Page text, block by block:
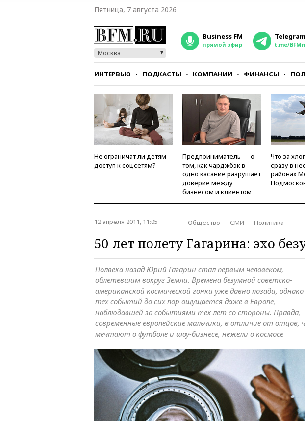
Пятница, 7 августа 2026
Москва
Business FM
прямой эфир
Telegram
t.me/
ИНТЕРВЬЮ ПОДКАСТЫ КОМПАНИИ ФИНАНСЫ
СТИЛЬ ТЕСТЫ
Не ограничат ли детям
доступ к соцсетям?
Предприниматель — о
том, как чарджбэк в
одно касание разрушает
доверие между
бизнесом и клиентом
Что за
сразу в
районах
12 апреля 2011, 11:05 Общество СМИ Политика
50 лет полету Гагарина: эхо
Полвека назад Юрий Гагарин стал первым человеком,
облетевшим вокруг Земли. Времена безумной советско-
американской космической гонки уже давно позади, однако
тех событий до сих пор ощущается даже в Европе,
наблюдавшей за событиями тех лет со стороны. Правда,
современные европейские мальчики, в отличие от отцов,
мечтают о футболе и шоу-бизнесе, нежели о космосе